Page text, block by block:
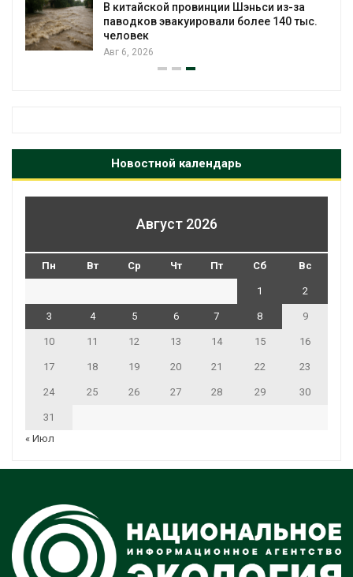
В китайской провинции Шэньси из-за
паводков эвакуировали более 140 тыс.
человек
Авг 6, 2026
Новостной календарь
Август 2026
Пн Вт Ср Чт Пт Сб Вс
1 2
3 4 5 6 7 8 9
10 11 12 13 14 15 16
17 18 19 20 21 22 23
24 25 26 27 28 29 30
31
« Июл